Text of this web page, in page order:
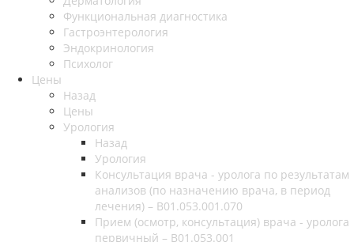
Функциональная диагностика
Гастроэнтерология
Эндокринология
Психолог
Цены
Назад
Цены
Урология
Назад
Урология
Консультация врача - уролога по результатам
анализов (по назначению врача, в период
лечения) – B01.053.001.070
Прием (осмотр, консультация) врача - уролога
первичный – B01.053.001